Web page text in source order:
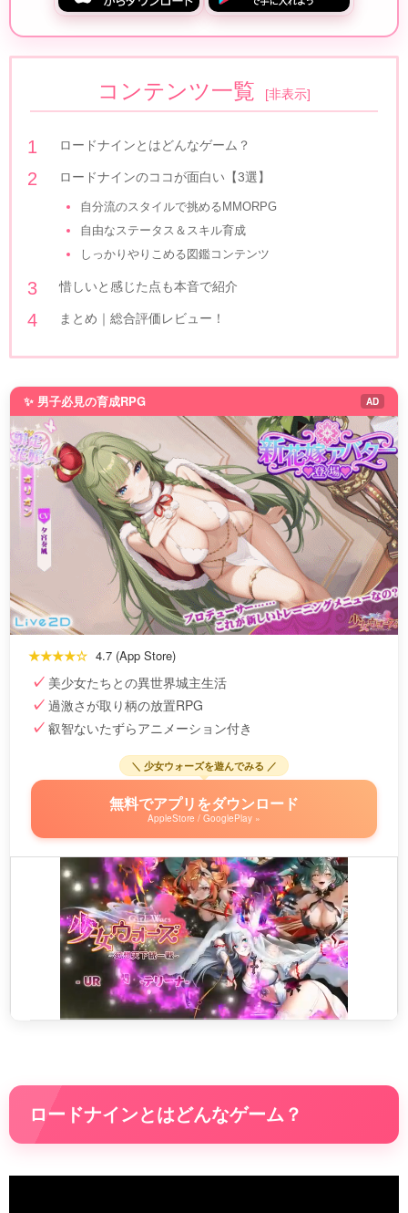
コンテンツ一覧 [非表示]
ロードナインとはどんなゲーム？
ロードナインのココが面白い【3選】
自分流のスタイルで挑めるMMORPG
自由なステータス＆スキル育成
しっかりやりこめる図鑑コンテンツ
惜しいと感じた点も本音で紹介
まとめ｜総合評価レビュー！
✨ 男子必見の育成RPG AD
★★★★☆ 4.7 (App Store)
美少女たちとの異世界城主生活
過激さが取り柄の放置RPG
叡智ないたずらアニメーション付き
＼ 少女ウォーズを遊んでみる ／
無料でアプリをダウンロード
AppleStore / GooglePlay »
ロードナインとはどんなゲーム？